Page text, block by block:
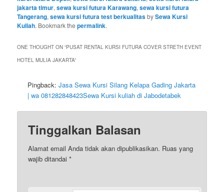
jakarta timur,sewa kursi futura Karawang,sewa kursi futura
Tangerang,sewa kursi futura test berkualitasbySewa Kursi
Kuliah. Bookmark thepermalink.
ONE THOUGHT ON “PUSAT RENTAL KURSI FUTURA COVER STRETH EVENT
HOTEL MULIA JAKARTA”
Pingback:Jasa Sewa Kursi Silang Kelapa Gading Jakarta
| wa 081282848423Sewa Kursi kuliah di Jabodetabek
Tinggalkan Balasan
Alamat email Anda tidak akan dipublikasikan. Ruas yang
wajib ditandai*